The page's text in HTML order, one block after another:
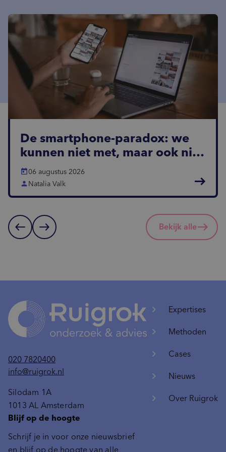
De smartphone-paradox: we
kunnen niet met, maar ook niet
zonder
today06 augustus 2026
person Natalia Valk east
west east Bekijk alle
020 7820400
info@ruigrok.nl
Silodam 1A
1013 AL Amsterdam
Expertises
Methoden
Cases
Nieuws
Over Ruigrok
Blijf op de hoogte
Schrijf je in voor onze nieuwsbrief
en blijf op de hoogte van alle